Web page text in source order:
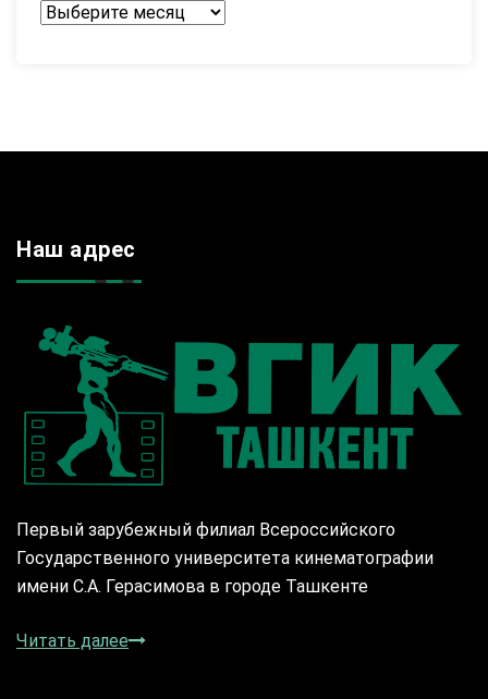
Архив
Наш адрес
Первый зарубежный филиал Всероссийского
Государственного университета кинематографии
имени С.А. Герасимова в городе Ташкенте
Читать далее